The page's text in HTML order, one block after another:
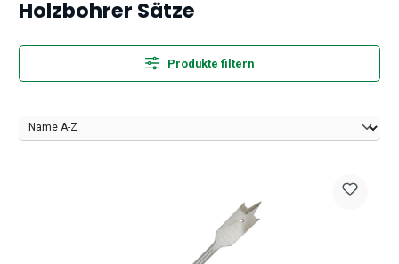
Holzbohrer Sätze
Produkte filtern